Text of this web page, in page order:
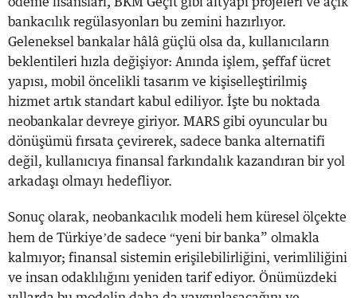
bankacılık regülasyonları bu zemini hazırlıyor.
Geleneksel bankalar hâlâ güçlü olsa da, kullanıcıların
beklentileri hızla değişiyor: Anında işlem, şeffaf ücret
yapısı, mobil öncelikli tasarım ve kişiselleştirilmiş
hizmet artık standart kabul ediliyor. İşte bu noktada
neobankalar devreye giriyor. MARS gibi oyuncular bu
dönüşümü fırsata çevirerek, sadece banka alternatifi
değil, kullanıcıya finansal farkındalık kazandıran bir yol
arkadaşı olmayı hedefliyor.
Sonuç olarak, neobankacılık modeli hem küresel ölçekte
hem de Türkiye’de sadece “yeni bir banka” olmakla
kalmıyor; finansal sistemin erişilebilirliğini, verimliliğini
ve insan odaklılığını yeniden tarif ediyor. Önümüzdeki